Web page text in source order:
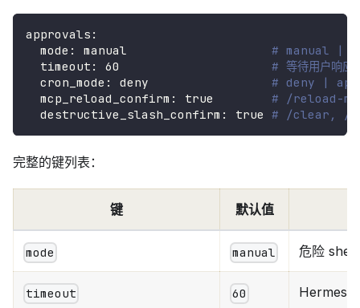
approvals :
mode : manual # manual |
timeout : 60
# 等待用户响应
cron_mode : deny # deny |
mcp_reload_confirm : true
# /reload-mcp
destructive_slash_confirm : true # /clear, /
完整的键列表：
键 默认值
mode manual 危险
timeout 60 Hermes